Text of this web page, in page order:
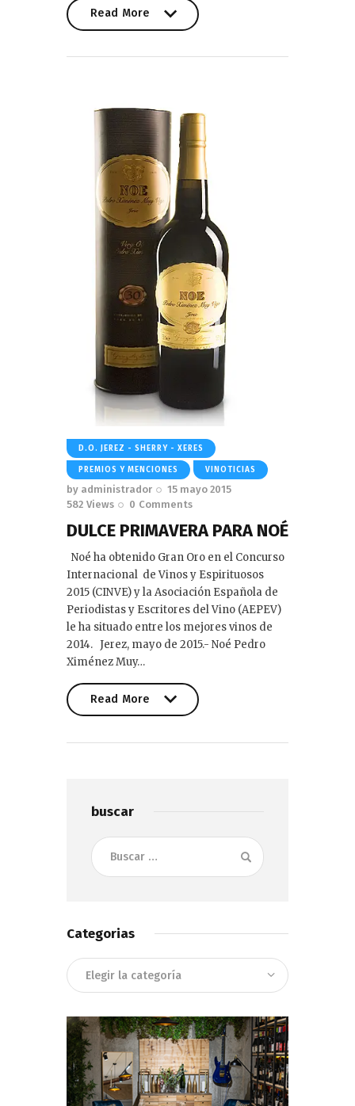
Read More
D.O. JEREZ - SHERRY - XERES
PREMIOS Y MENCIONES VINOTICIAS
by administrador
15 mayo 2015
582 Views 0 Comments
DULCE PRIMAVERA PARA NOÉ
Noé ha obtenido Gran Oro en el Concurso
Internacional de Vinos y Espirituosos
2015 (CINVE) y la Asociación Española de
Periodistas y Escritores del Vino (AEPEV)
le ha situado entre los mejores vinos de
2014. Jerez, mayo de 2015.- Noé Pedro
Ximénez Muy…
Read More
buscar
Buscar:
Categorias
Categorias